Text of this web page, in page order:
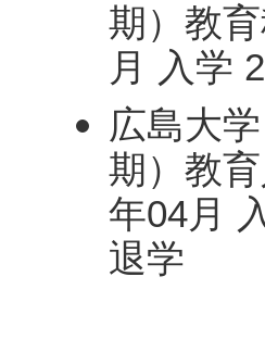
期）教
月 入学
広島大
期）教
年04月
退学